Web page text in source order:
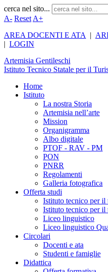
cerca nel sito...
A- Reset A+
AREA DOCENTI E ATA
|
| LOGIN
Artemisia Gentileschi
Istituto Tecnico Statale per il
Home
Istituto
La nostra Storia
Artemisia nell’arte
Mission
Organigramma
Albo digitale
PTOF - RAV - PM
PON
PNRR
Regolamenti
Galleria fotografica
Offerta studi
Istituto tecnico per il
Istituto tecnico per il
Liceo linguistico
Liceo linguistico
Circolari
Docenti e ata
Studenti e famiglie
Didattica